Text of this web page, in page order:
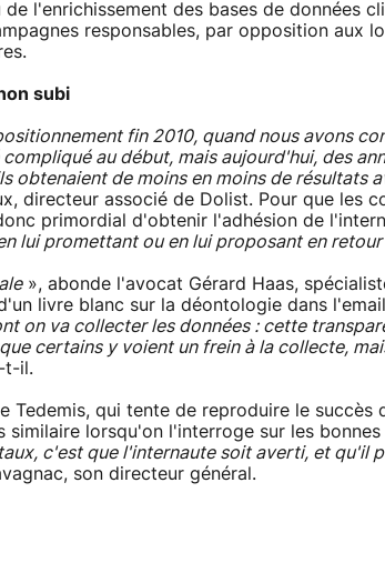
l'enrichissement des bases de données
responsables, par opposition aux
subi
fin 2010, quand nous avons
au début, mais aujourd'hui, des
obtenaient de moins en moins de résultats
directeur associé de Dolist. Pour que les
primordial d'obtenir l'adhésion de
lui promettant ou en lui proposant en retour
», abonde l'avocat Gérard Haas,
livre blanc sur la déontologie dans
on va collecter les données : cette
certains y voient un frein à la collecte,
t-il.
Tedemis, qui tente de reproduire le succès
similaire lorsqu'on l'interroge sur les
c'est que l'internaute soit averti, et qu'il
son directeur général.